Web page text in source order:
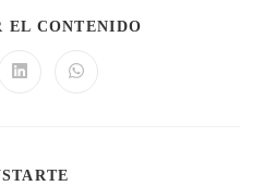
EL CONTENIDO